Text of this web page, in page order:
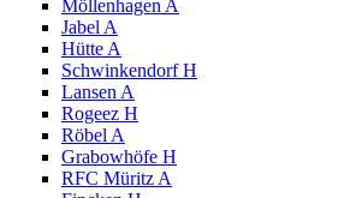
Möllenhagen A
Jabel A
Hütte A
Schwinkendorf H
Lansen A
Rogeez H
Röbel A
Grabowhöfe H
RFC Müritz A